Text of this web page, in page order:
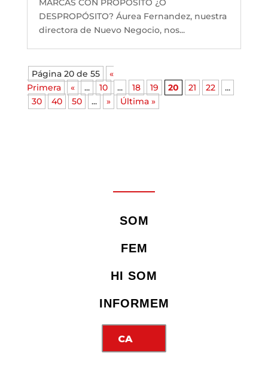
MARCAS CON PROPÓSITO ¿O
DESPROPÓSITO? Áurea Fernandez, nuestra
directora de Nuevo Negocio, nos...
Página 20 de 55
«
Primera
« ... 10 ... 18 19 20 21 22
...
30
40 50 ... » Última »
SOM
FEM
HI SOM
INFORMEM
CA